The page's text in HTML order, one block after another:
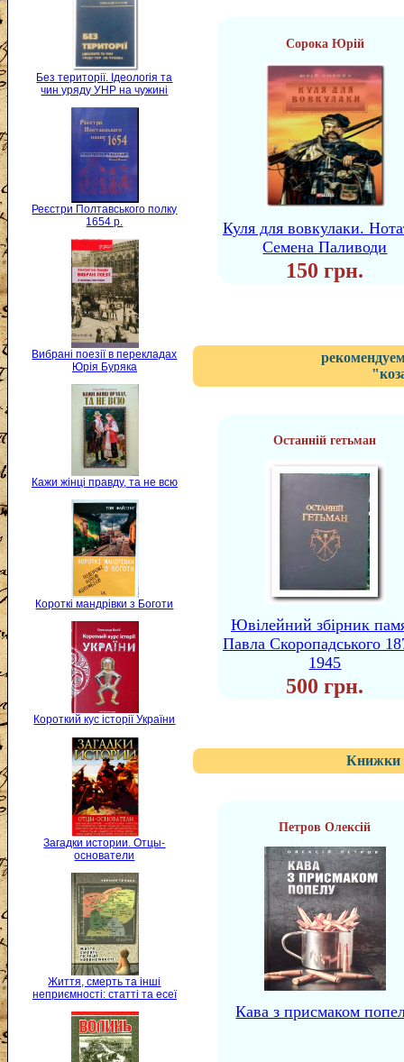
Без території. Ідеологія та
чин уряду УНР на чужині
Реєстри Полтавського полку
1654 р.
Вибрані поезії в перекладах
Юрія Буряка
Кажи жінці правду, та не всю
Короткі мандрівки з Боготи
Короткий кус історії України
Загадки истории. Отцы-
основатели
Життя, смерть та інші
неприємності: статті та есеї
Сорока Юрій
Куля для вовкулаки.
Семена Паливоди
150 грн.
Останній гетьман
Ювілейний збірник
Павла Скоропадського
1945
500 грн.
Книжки
Петров Олексій
Кава з присмаком